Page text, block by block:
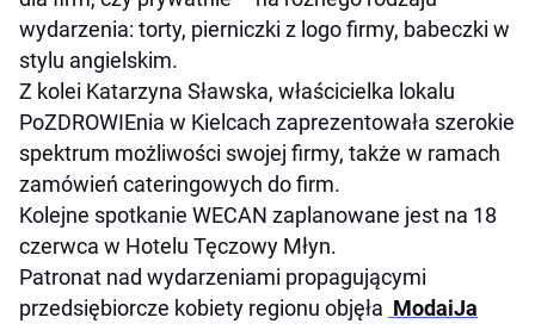
wydarzenia: torty, pierniczki z logo firmy, babeczki w
stylu angielskim.
Z kolei Katarzyna Sławska, właścicielka lokalu
PoZDROWIEnia w Kielcach zaprezentowała szerokie
spektrum możliwości swojej firmy, także w ramach
zamówień cateringowych do firm.
Kolejne spotkanie WECAN zaplanowane jest na 18
czerwca w Hotelu Tęczowy Młyn.
Patronat nad wydarzeniami propagującymi
przedsiębiorcze kobiety regionu objęła ModaiJa